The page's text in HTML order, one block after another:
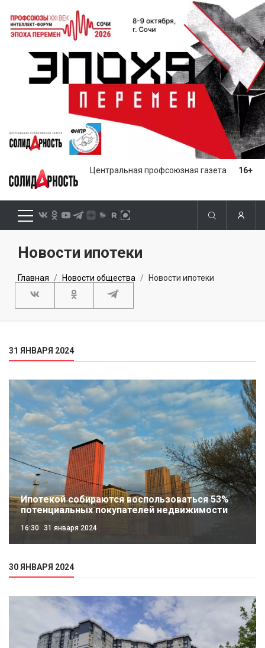
Центральная профсоюзная газета 16+
Новости ипотеки
Главная Новости общества Новости ипотеки
31 ЯНВАРЯ 2024
Ипотекой собираются воспользоваться 53%
потенциальных покупателей недвижимости
16:30 31 января 2024
30 ЯНВАРЯ 2024